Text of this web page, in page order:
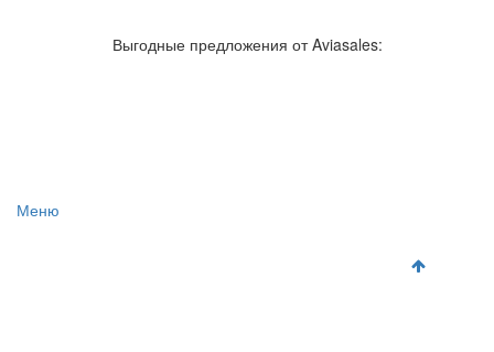
Отзывы об аэропортах
Отслеживание самолетов онлайн
Поиск авиакасс
Выгодные предложения от Aviasales:
Меню